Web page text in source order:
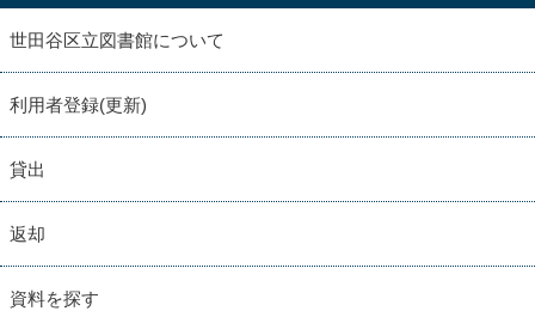
世田谷区立図書館について
利用者登録(更新)
貸出
返却
資料を探す